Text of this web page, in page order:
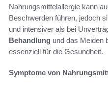
Nahrungsmittelallergie kann
Beschwerden führen, jedoch
und intensiver als bei
Behandlung und das Meiden
essenziell für die Gesundheit.
Symptome von